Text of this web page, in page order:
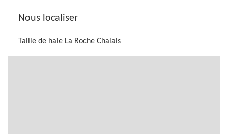
Nous localiser
Taille de haie La Roche Chalais